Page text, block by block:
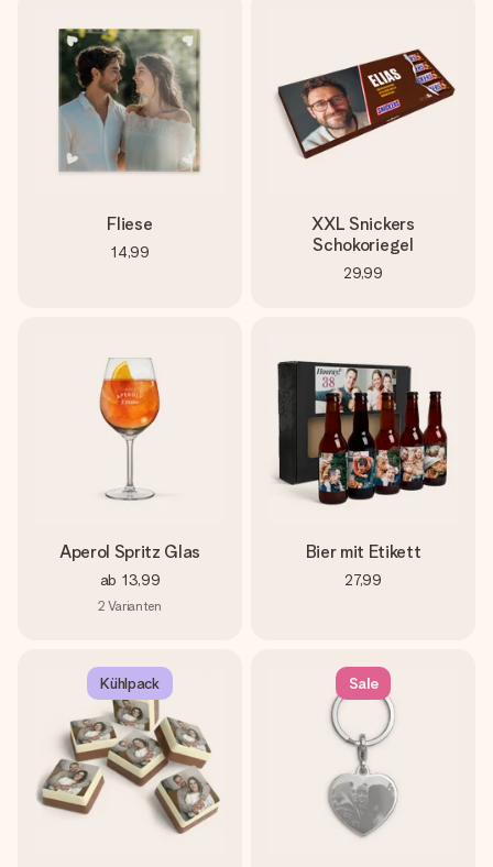
Fliese
14,99
XXL Snickers
Schokoriegel
29,99
Aperol Spritz Glas
ab 13,99
2 Varianten
Bier mit Etikett
27,99
Kühlpack Sale